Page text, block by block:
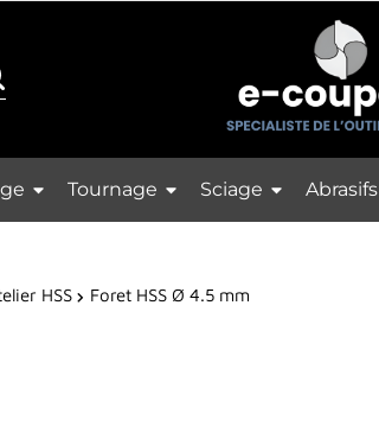
Tournage Sciage Abrasifs
HSS Foret HSS Ø 4.5 mm